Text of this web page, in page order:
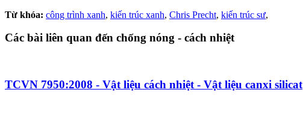
Từ khóa: công trình xanh, kiến trúc xanh, Chris Precht, kiến trúc sư,
Các bài liên quan đến chống nóng - cách nhiệt
TCVN 7950:2008 - Vật liệu cách nhiệt - Vật liệu canxi silicat